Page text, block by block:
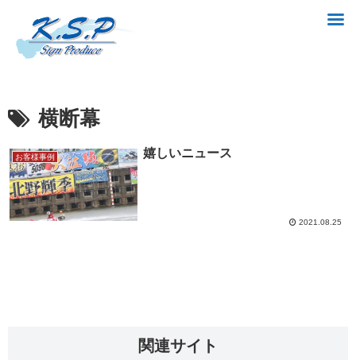
横断幕
お客様事例 嬉しいニュース
2021.08.25
関連サイト